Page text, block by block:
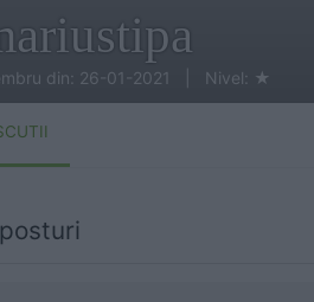
din: 26-01-2021 | Nivel: ★